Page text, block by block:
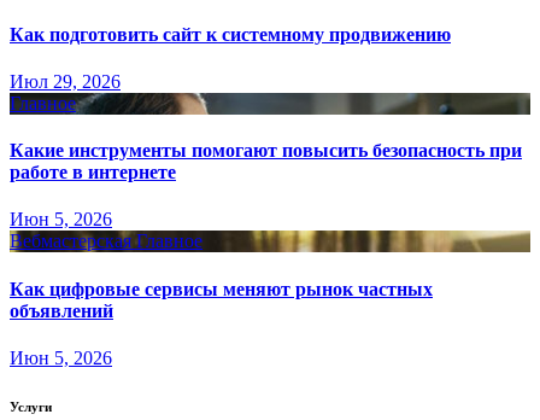
Как подготовить сайт к системному продвижению
Июл 29, 2026
Главное
Какие инструменты помогают повысить безопасность при
работе в интернете
Июн 5, 2026
Вебмастерская Главное
Как цифровые сервисы меняют рынок частных
объявлений
Июн 5, 2026
Услуги